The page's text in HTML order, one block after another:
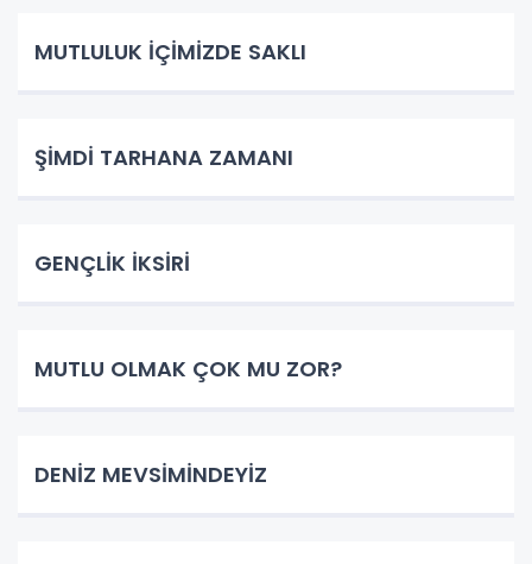
MUTLULUK İÇİMİZDE SAKLI
ŞİMDİ TARHANA ZAMANI
GENÇLİK İKSİRİ
MUTLU OLMAK ÇOK MU ZOR?
DENİZ MEVSİMİNDEYİZ